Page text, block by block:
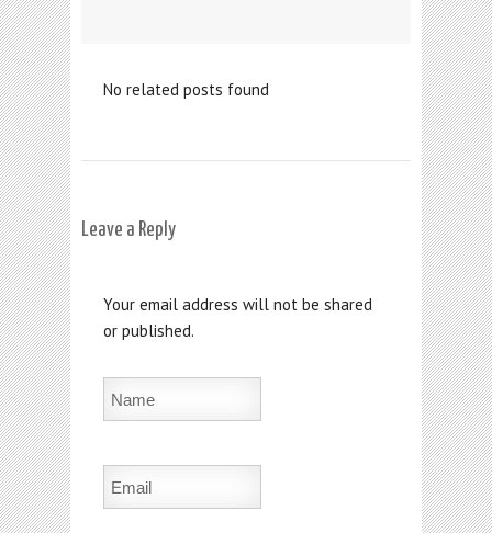
No related posts found
Leave a Reply
Your email address will not be shared
or published.